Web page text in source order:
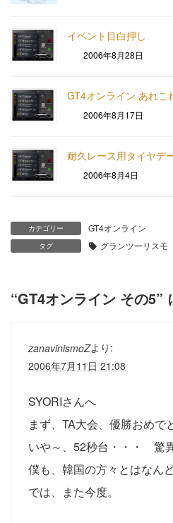
イベント目白押し
2006年8月28日
GT4オンライン あれこ
2006年8月17日
耐久レース用タイヤデ
2006年8月4日
カテゴリー GT4オンライン
タグ グランツーリスモ
“GT4オンライン その5”
zanavinismoZより:
2006年7月11日 21:08
SYORIさんへ
まず、TA大会、優勝おめで
いや～、52秒台・・・ 驚
僕も、韓国の方々とはなん
では、また今度。